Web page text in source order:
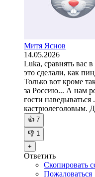
Митя Яснов
14.05.2026
Luka, сравнять вас
это сделали, как
Только вот кроме
за Россию... А нам
гости
кастрюлеголовым.
👍 7
👎 1
+
Ответить
Скопировать
Пожаловаться